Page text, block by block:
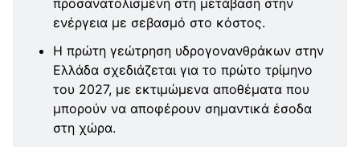
ενέργεια με σεβασμό στο κόστος.
Η πρώτη γεώτρηση υδρογονανθράκων στην
Ελλάδα σχεδιάζεται για το πρώτο τρίμηνο
του 2027, με εκτιμώμενα αποθέματα που
μπορούν να αποφέρουν σημαντικά έσοδα
στη χώρα.